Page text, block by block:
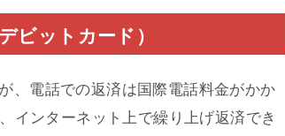
ビットカード）
、電話での返済は国際電話料金がかか
インターネット上で繰り上げ返済でき